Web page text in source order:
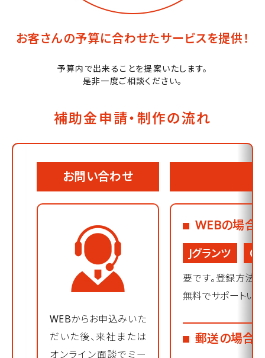
お客さんの予算に合わせたサービスを提供！
予算内で出来ることを提案いたします。
是非一度ご相談ください。
補助金申請・制作の流れ
お問い合わせ
WEBからお申込みいた
だいた後、来社または
オンライン面談でミー
WEBの場合
Jグランツ G
要です。登録方法
無料でサポートいた
郵送の場合